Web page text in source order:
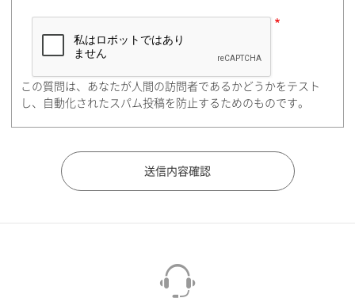
住所検索
都道府県（勤務先）
この質問は、あなたが人間の訪問者であるかどうかをテスト
し、自動化されたスパム投稿を防止するためのものです。